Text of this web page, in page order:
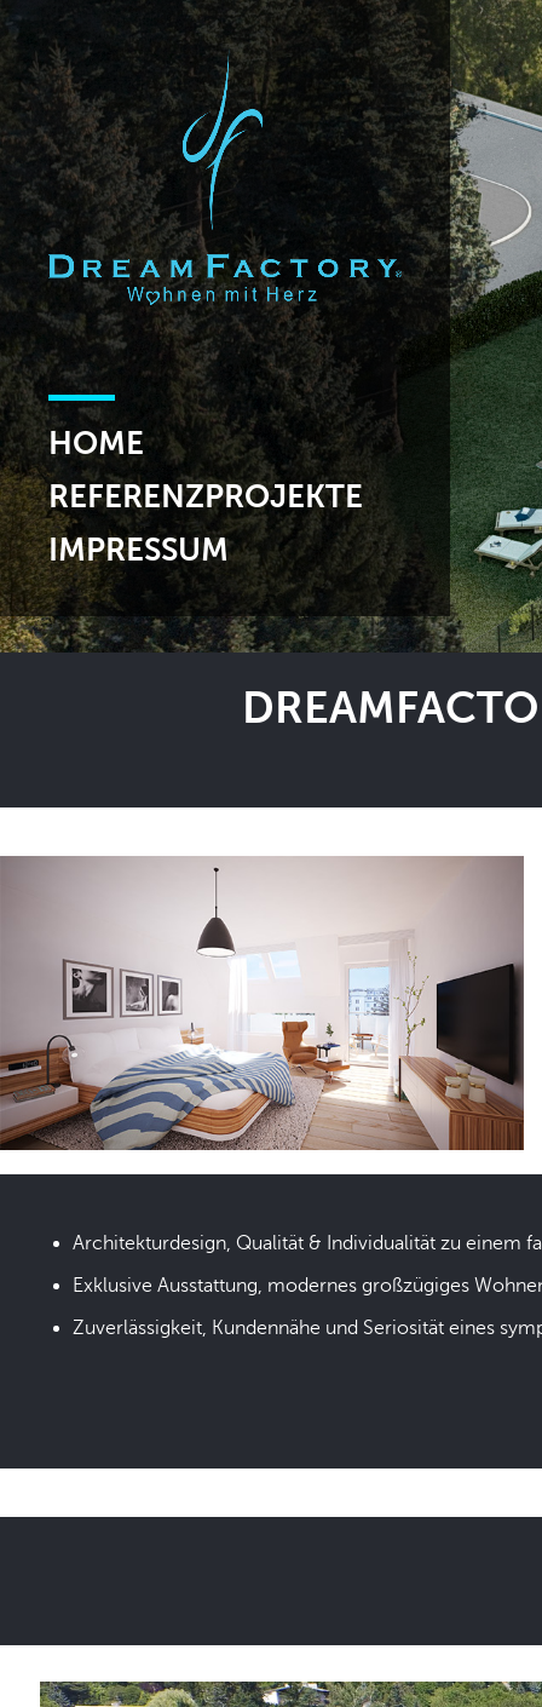
HOME
REFERENZPROJEKTE
IMPRESSUM
Architekturdesign, Qualität & Individualität zu einem
Exklusive Ausstattung, modernes großzügiges
Zuverlässigkeit, Kundennähe und Seriosität eines